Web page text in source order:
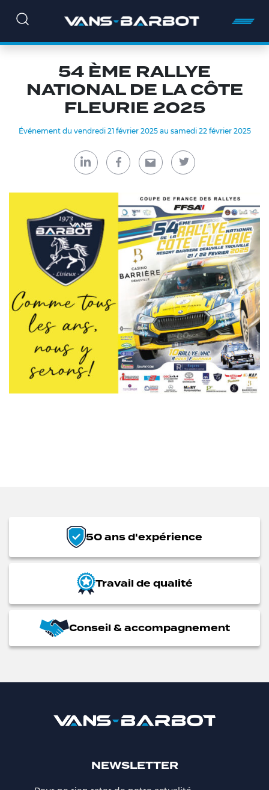
54 ÈME RALLYE
NATIONAL DE LA CÔTE
FLEURIE 2025
Événement du vendredi 21 février 2025 au samedi 22 février 2025
50 ans d'expérience
Travail de qualité
Conseil & accompagnement
NEWSLETTER